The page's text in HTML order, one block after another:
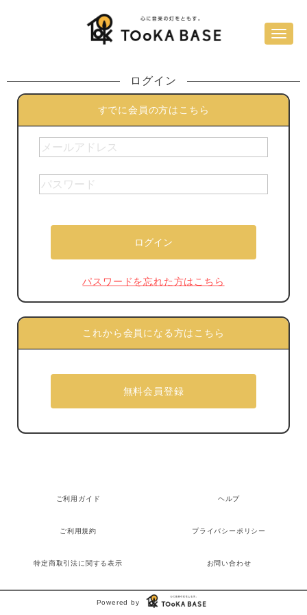
ログイン
すでに会員の方はこちら
パスワードを忘れた方はこちら
これから会員になる方はこちら
ご利用ガイド ヘルプ
ご利用規約 プライバシーポリシー
特定商取引法に関する表示 お問い合わせ
Powered by